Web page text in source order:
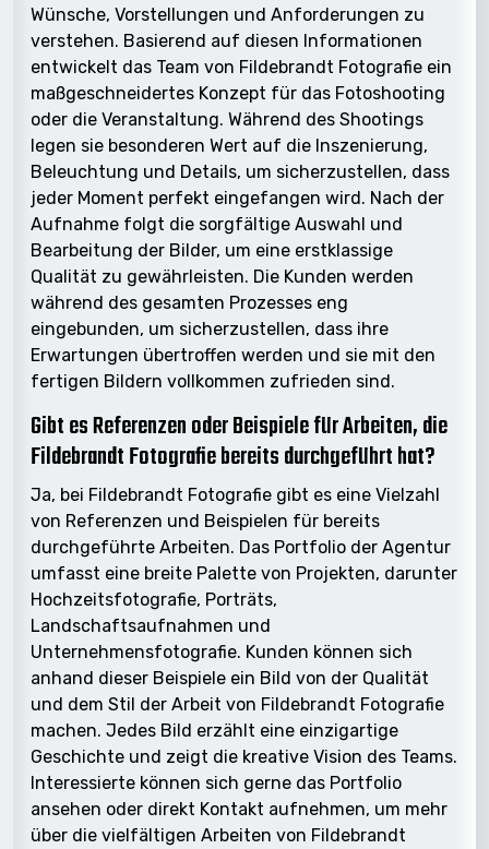
Wünsche, Vorstellungen und Anforderungen zu
verstehen. Basierend auf diesen Informationen
entwickelt das Team von Fildebrandt Fotografie ein
maßgeschneidertes Konzept für das Fotoshooting
oder die Veranstaltung. Während des Shootings
legen sie besonderen Wert auf die Inszenierung,
Beleuchtung und Details, um sicherzustellen, dass
jeder Moment perfekt eingefangen wird. Nach der
Aufnahme folgt die sorgfältige Auswahl und
Bearbeitung der Bilder, um eine erstklassige
Qualität zu gewährleisten. Die Kunden werden
während des gesamten Prozesses eng
eingebunden, um sicherzustellen, dass ihre
Erwartungen übertroffen werden und sie mit den
fertigen Bildern vollkommen zufrieden sind.
Gibt es Referenzen oder Beispiele für Arbeiten, die
Fildebrandt Fotografie bereits durchgeführt hat?
Ja, bei Fildebrandt Fotografie gibt es eine Vielzahl
von Referenzen und Beispielen für bereits
durchgeführte Arbeiten. Das Portfolio der Agentur
umfasst eine breite Palette von Projekten, darunter
Hochzeitsfotografie, Porträts,
Landschaftsaufnahmen und
Unternehmensfotografie. Kunden können sich
anhand dieser Beispiele ein Bild von der Qualität
und dem Stil der Arbeit von Fildebrandt Fotografie
machen. Jedes Bild erzählt eine einzigartige
Geschichte und zeigt die kreative Vision des Teams.
Interessierte können sich gerne das Portfolio
ansehen oder direkt Kontakt aufnehmen, um mehr
über die vielfältigen Arbeiten von Fildebrandt